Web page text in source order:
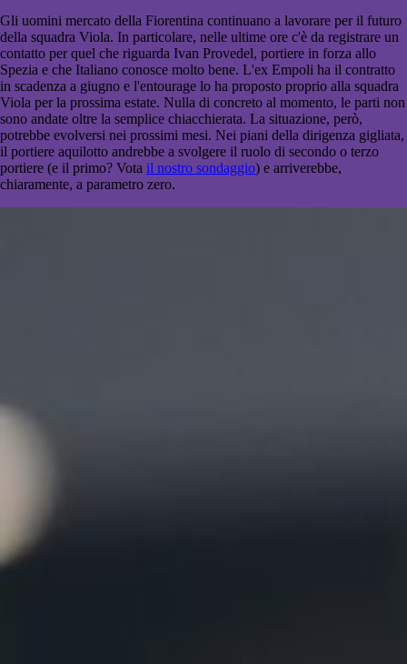
Gli uomini mercato della Fiorentina continuano a lavorare per il futuro
della squadra Viola. In particolare, nelle ultime ore c'è da registrare un
contatto per quel che riguarda Ivan Provedel, portiere in forza allo
Spezia e che Italiano conosce molto bene. L'ex Empoli ha il contratto
in scadenza a giugno e l'entourage lo ha proposto proprio alla squadra
Viola per la prossima estate. Nulla di concreto al momento, le parti non
sono andate oltre la semplice chiacchierata. La situazione, però,
potrebbe evolversi nei prossimi mesi. Nei piani della dirigenza gigliata,
il portiere aquilotto andrebbe a svolgere il ruolo di secondo o terzo
portiere (e il primo? Vota il nostro sondaggio) e arriverebbe,
chiaramente, a parametro zero.